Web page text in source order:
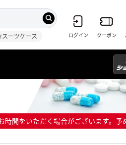
スーツケース ログイン クーポン
間をいただく場合がございます。予